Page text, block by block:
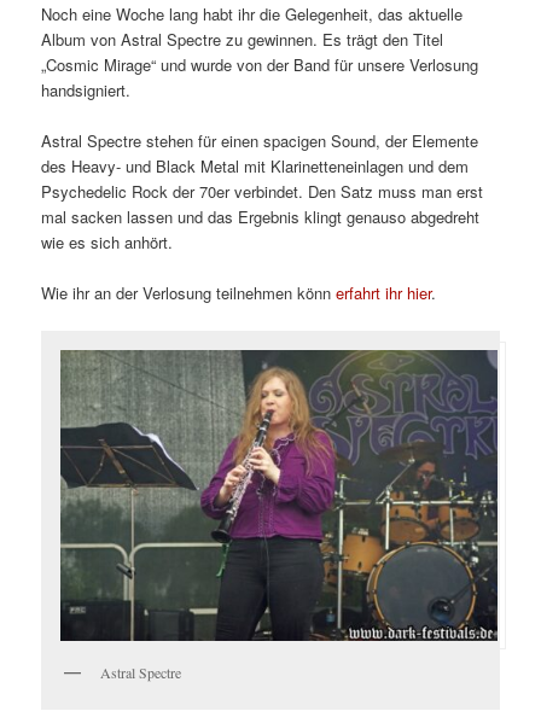
Noch eine Woche lang habt ihr die Gelegenheit, das aktuelle
Album von Astral Spectre zu gewinnen. Es trägt den Titel
„Cosmic Mirage“ und wurde von der Band für unsere Verlosung
handsigniert.
Astral Spectre stehen für einen spacigen Sound, der Elemente
des Heavy- und Black Metal mit Klarinetteneinlagen und dem
Psychedelic Rock der 70er verbindet. Den Satz muss man erst
mal sacken lassen und das Ergebnis klingt genauso abgedreht
wie es sich anhört.
Wie ihr an der Verlosung teilnehmen könnerfahrt ihr hier.
Astral Spectre